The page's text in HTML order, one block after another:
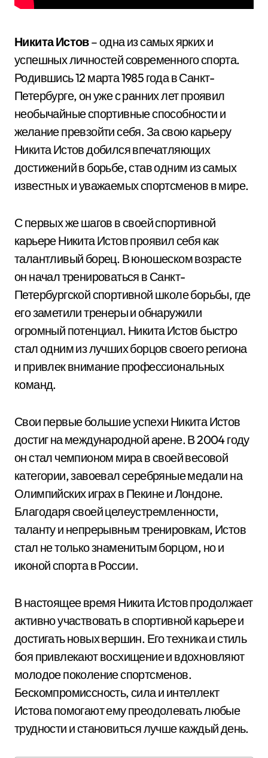
Никита Истов– одна из самых ярких и
успешных личностей современного спорта.
Родившись 12 марта 1985 года в Санкт-
Петербурге, он уже с ранних лет проявил
необычайные спортивные способности и
желание превзойти себя. За свою карьеру
Никита Истов добился впечатляющих
достижений в борьбе, став одним из самых
известных и уважаемых спортсменов в мире.
С первых же шагов в своей спортивной
карьере Никита Истов проявил себя как
талантливый борец. В юношеском возрасте
он начал тренироваться в Санкт-
Петербургской спортивной школе борьбы, где
его заметили тренеры и обнаружили
огромный потенциал. Никита Истов быстро
стал одним из лучших борцов своего региона
и привлек внимание профессиональных
команд.
Свои первые большие успехи Никита Истов
достиг на международной арене. В 2004 году
он стал чемпионом мира в своей весовой
категории, завоевал серебряные медали на
Олимпийских играх в Пекине и Лондоне.
Благодаря своей целеустремленности,
таланту и непрерывным тренировкам, Истов
стал не только знаменитым борцом, но и
иконой спорта в России.
В настоящее время Никита Истов продолжает
активно участвовать в спортивной карьере и
достигать новых вершин. Его техника и стиль
боя привлекают восхищение и вдохновляют
молодое поколение спортсменов.
Бескомпромиссность, сила и интеллект
Истова помогают ему преодолевать любые
трудности и становиться лучше каждый день.